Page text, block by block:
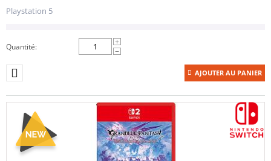
Playstation 5
Quantité:
+
−
AJOUTER AU PANIER